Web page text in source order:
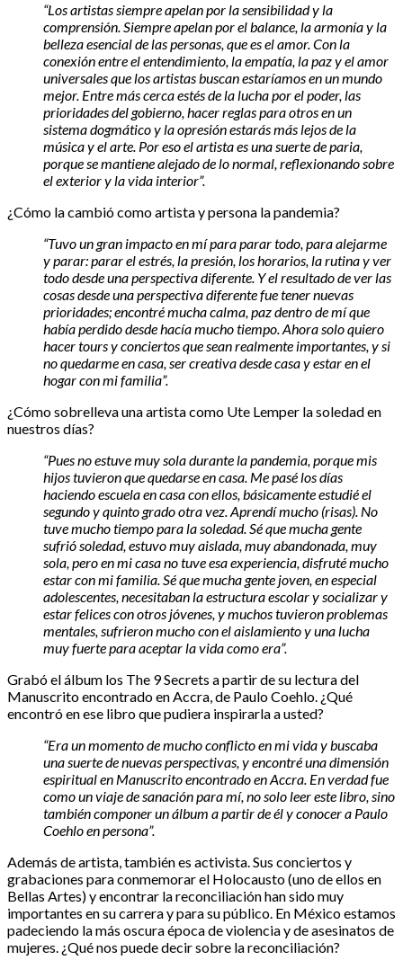
“Los artistas siempre apelan por la sensibilidad y la
comprensión. Siempre apelan por el balance, la armonía y la
belleza esencial de las personas, que es el amor. Con la
conexión entre el entendimiento, la empatía, la paz y el amor
universales que los artistas buscan estaríamos en un mundo
mejor. Entre más cerca estés de la lucha por el poder, las
prioridades del gobierno, hacer reglas para otros en un
sistema dogmático y la opresión estarás más lejos de la
música y el arte. Por eso el artista es una suerte de paria,
porque se mantiene alejado de lo normal, reflexionando sobre
el exterior y la vida interior”.
¿Cómo la cambió como artista y persona la pandemia?
“Tuvo un gran impacto en mí para parar todo, para alejarme
y parar: parar el estrés, la presión, los horarios, la rutina y ver
todo desde una perspectiva diferente. Y el resultado de ver las
cosas desde una perspectiva diferente fue tener nuevas
prioridades; encontré mucha calma, paz dentro de mí que
había perdido desde hacía mucho tiempo. Ahora solo quiero
hacer tours y conciertos que sean realmente importantes, y si
no quedarme en casa, ser creativa desde casa y estar en el
hogar con mi familia”.
¿Cómo sobrelleva una artista como Ute Lemper la soledad en
nuestros días?
“Pues no estuve muy sola durante la pandemia, porque mis
hijos tuvieron que quedarse en casa. Me pasé los días
haciendo escuela en casa con ellos, básicamente estudié el
segundo y quinto grado otra vez. Aprendí mucho (risas). No
tuve mucho tiempo para la soledad. Sé que mucha gente
sufrió soledad, estuvo muy aislada, muy abandonada, muy
sola, pero en mi casa no tuve esa experiencia, disfruté mucho
estar con mi familia. Sé que mucha gente joven, en especial
adolescentes, necesitaban la estructura escolar y socializar y
estar felices con otros jóvenes, y muchos tuvieron problemas
mentales, sufrieron mucho con el aislamiento y una lucha
muy fuerte para aceptar la vida como era”.
Grabó el álbum los The 9 Secrets a partir de su lectura del
Manuscrito encontrado en Accra, de Paulo Coehlo. ¿Qué
encontró en ese libro que pudiera inspirarla a usted?
“Era un momento de mucho conflicto en mi vida y buscaba
una suerte de nuevas perspectivas, y encontré una dimensión
espiritual en Manuscrito encontrado en Accra. En verdad fue
como un viaje de sanación para mí, no solo leer este libro, sino
también componer un álbum a partir de él y conocer a Paulo
Coehlo en persona”.
Además de artista, también es activista. Sus conciertos y
grabaciones para conmemorar el Holocausto (uno de ellos en
Bellas Artes) y encontrar la reconciliación han sido muy
importantes en su carrera y para su público. En México estamos
padeciendo la más oscura época de violencia y de asesinatos de
mujeres. ¿Qué nos puede decir sobre la reconciliación?